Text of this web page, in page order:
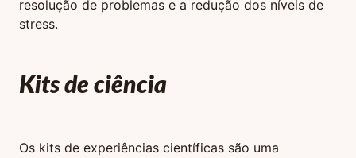
resolução de problemas e a redução dos níveis de
stress.
Kits de ciência
Os kits de experiências científicas são uma